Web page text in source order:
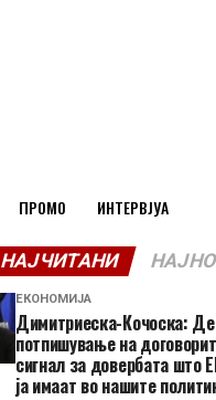
ПРОМО ИНТЕРВЈУА
НАЈЧИТАНИ
ЕКОНОМИЈА
Димитриеска-Кочоска:
потпишување на
сигнал за довербата што
ја имаат во нашите